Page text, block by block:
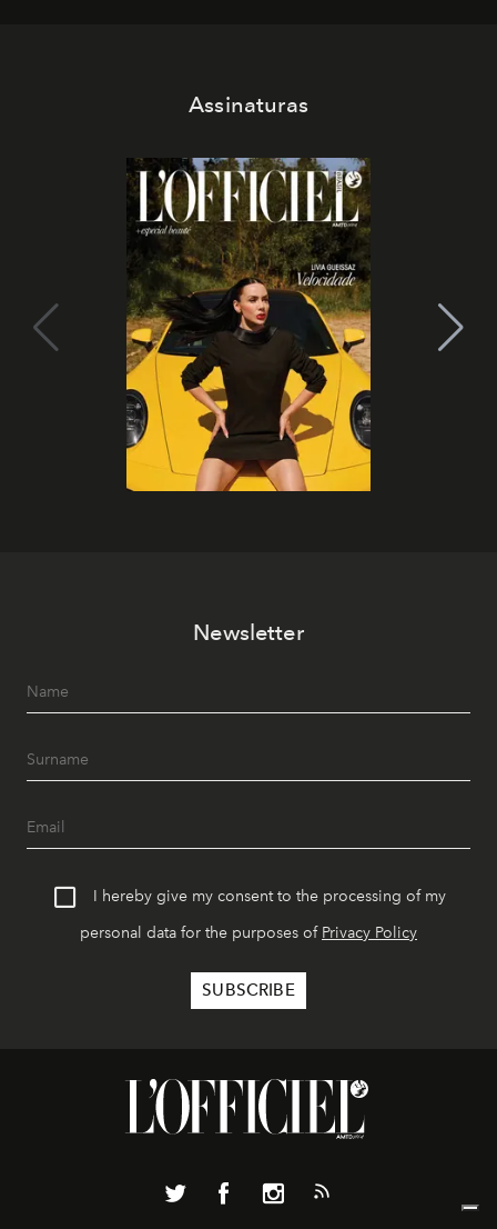
Assinaturas
Newsletter
I hereby give my consent to the processing of my
personal data for the purposes of Privacy Policy